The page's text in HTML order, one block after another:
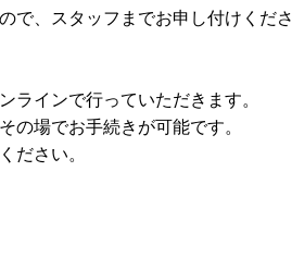
で、スタッフまでお申し付けくださ
ラインで行っていただきます。
の場でお手続きが可能です。
ださい。